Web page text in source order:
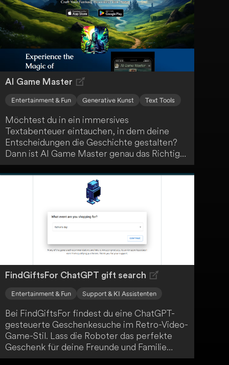
Geschichten als Inspirationsquelle für dein
kreatives Schreiben, zur Unterhaltung oder
für Bildungszwecke.
AI Game Master
Entertainment & Fun Generative Kunst Text Tools
Möchtest du in ein immersives
Textabenteuer eintauchen, in dem deine
Entscheidungen die Geschichte gestalten?
Dann ist AI Game Master genau das Richtige
für dich! Erlebe einzigartiges, KI-gesteuertes
Gameplay und kreiere deine ganz eigene
epische Erzählung. Tauche ein in eine Welt
voller Abenteuer und Möglichkeiten.
FindGiftsFor ChatGPT gift search
Entertainment & Fun Support & KI Assistenten
Bei FindGiftsFor findest du eine ChatGPT-
gesteuerte Geschenkesuche im Retro-Video-
Game-Stil. Lass die Roboter das perfekte
Geschenk für deine Freunde und Familie
finden.